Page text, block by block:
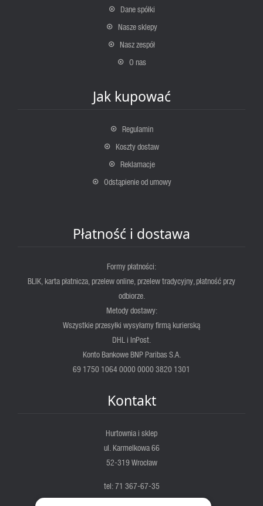
Dane spółki
Nasze sklepy
Nasz zespół
O nas
Jak kupować
Regulamin
Koszty dostaw
Reklamacje
Odstąpienie od umowy
Płatność i dostawa
Formy płatności:
BLIK, karta płatnicza, przelew online, przelew tradycyjny, płatność przy
odbiorze.
Metody dostawy:
Wszystkie przesyłki wysyłamy firmą kurierską
DHL i InPost.
Konto Bankowe BNP Paribas S.A.
69 1750 1064 0000 0000 3820 1301
Kontakt
Hurtownia i sklep
ul. Karmelkowa 66
52-319 Wrocław
tel: 71 367-67-35
fortis@fortis.wroc.pl